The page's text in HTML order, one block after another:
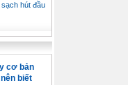
sạch hút đầu
cơ bản
biết